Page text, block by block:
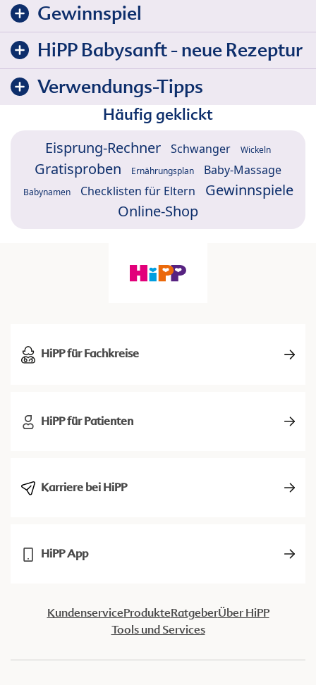
Gewinnspiel
HiPP Babysanft - neue Rezeptur
Verwendungs-Tipps
Häufig geklickt
Eisprung-Rechner Schwanger Wickeln
Gratisproben Ernährungsplan Baby-Massage
Babynamen Checklisten für Eltern
Gewinnspiele
Online-Shop
HiPP für Fachkreise
HiPP für Patienten
Karriere bei HiPP
HiPP App
KundenserviceProdukteRatgeberÜber HiPP
Tools und Services